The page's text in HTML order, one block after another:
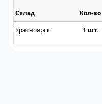
Склад
Красноярск
1 шт.